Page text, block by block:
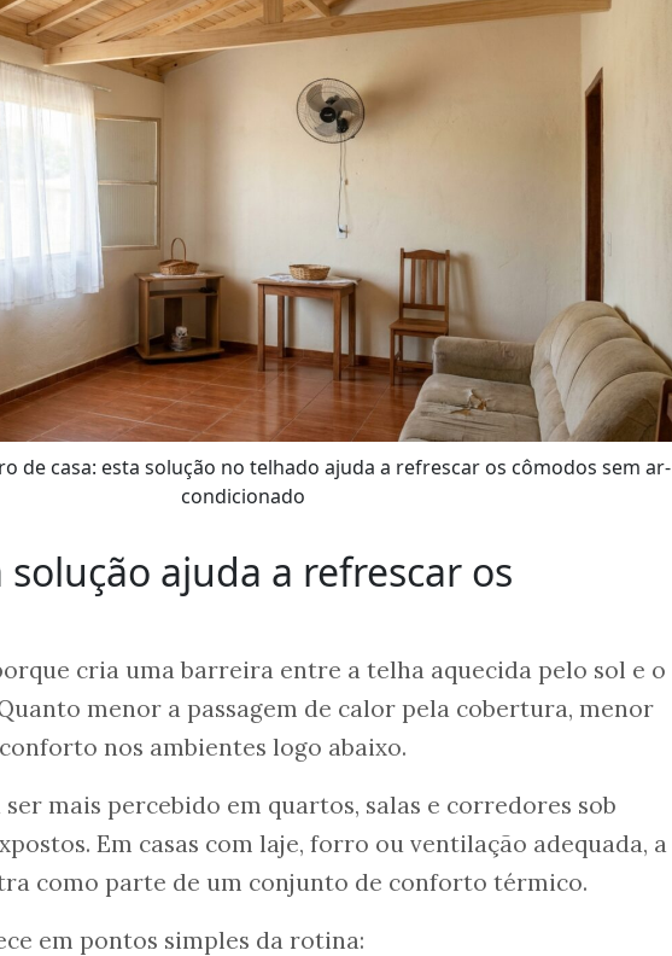
de casa: esta solução no telhado ajuda a refrescar os cômodos sem ar-
condicionado
solução ajuda a refrescar os
cria uma barreira entre a telha aquecida pelo sol e o
menor a passagem de calor pela cobertura, menor
nos ambientes logo abaixo.
mais percebido em quartos, salas e corredores sob
Em casas com laje, forro ou ventilação adequada, a
como parte de um conjunto de conforto térmico.
em pontos simples da rotina: